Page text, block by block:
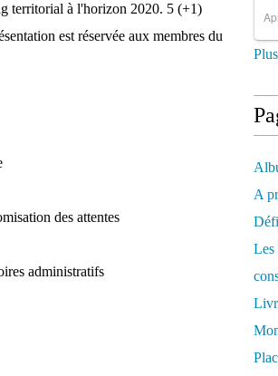
territorial à l'horizon 2020. 5 (+1)
est réservée aux membres du
des attentes
administratifs
A
Les